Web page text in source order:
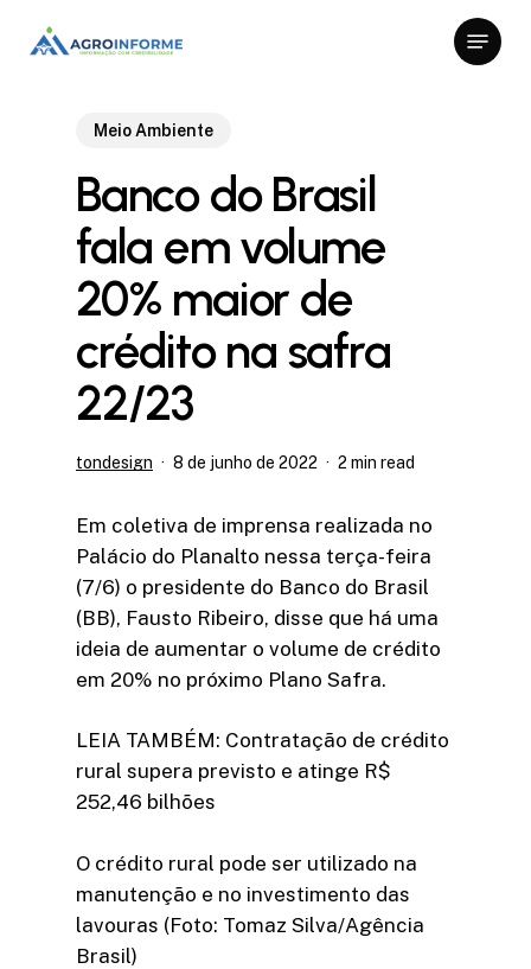
Menu
Meio Ambiente
Banco do Brasil
fala em volume
20% maior de
crédito na safra
22/23
tondesign 8 de junho de 2022 2 min read
Em coletiva de imprensa realizada no
Palácio do Planalto nessa terça-feira
(7/6) o presidente do Banco do Brasil
(BB), Fausto Ribeiro, disse que há uma
ideia de aumentar o volume de crédito
em 20% no próximo Plano Safra.
LEIA TAMBÉM: Contratação de crédito
rural supera previsto e atinge R$
252,46 bilhões
O crédito rural pode ser utilizado na
manutenção e no investimento das
lavouras (Foto: Tomaz Silva/Agência
Brasil)